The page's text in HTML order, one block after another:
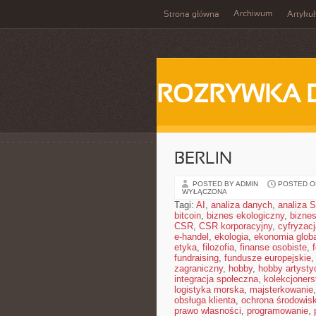
Strona główna Archiwum
ROZRYWKA
BERLIN
POSTED BY ADMIN POSTED
WYŁĄCZONA
Tagi: AI , analiza danych, analiza
bitcoin, biznes ekologiczny,
CSR, CSR korporacyjny,
e-handel , ekologia, ekonomia
etyka, filozofia, finanse osobiste,
fundraising, fundusze europejskie,
zagraniczny, hobby, hobby
integracja społeczna,
logistyka morska, majsterkowanie,
obsługa klienta, ochrona
prawo własności, programowanie,